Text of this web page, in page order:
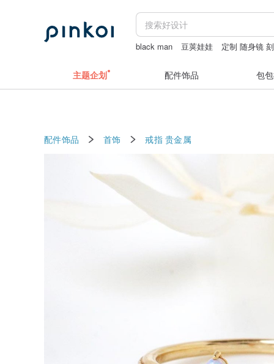
black man 豆荚娃娃
定制 随身镜
主题企划 配件饰品 包
配件饰品 首饰 戒指 贵金属